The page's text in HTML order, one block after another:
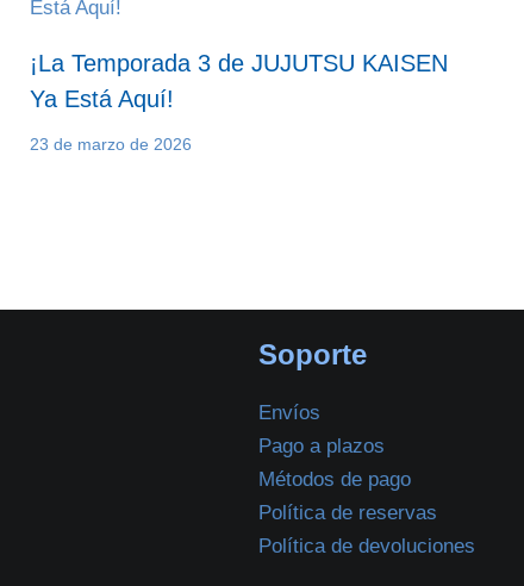
¡La Temporada 3 de JUJUTSU KAISEN
Ya Está Aquí!
23 de marzo de 2026
Soporte
Envíos
Pago a plazos
Métodos de pago
Política de reservas
Política de devoluciones